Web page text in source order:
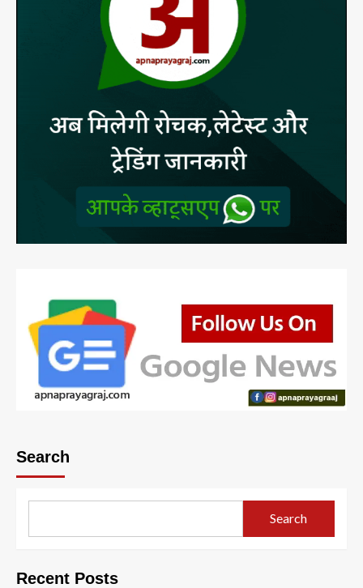
Search
Search
Recent Posts